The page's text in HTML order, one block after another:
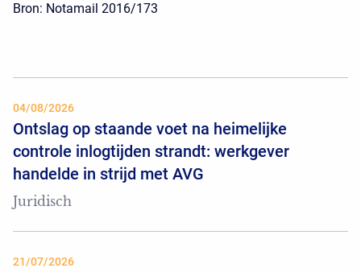
Bron: Notamail 2016/173
04/08/2026
Ontslag op staande voet na heimelijke
controle inlogtijden strandt: werkgever
handelde in strijd met AVG
Juridisch
21/07/2026